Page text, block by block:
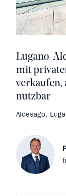
Lugano-
mit
verkaufen,
nutzbar
Aldesago,